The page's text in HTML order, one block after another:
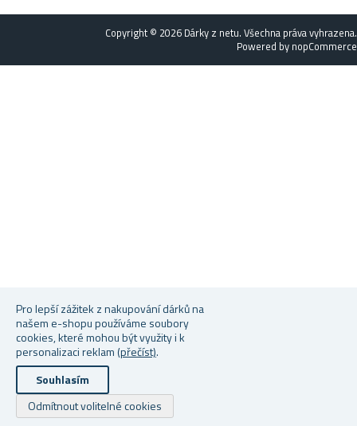
Pro lepší zážitek z nakupování dárků na
našem e-shopu používáme soubory
cookies, které mohou být využity i k
personalizaci reklam (přečíst).
Souhlasím
Odmítnout volitelné cookies
Copyright © 2026 Dárky z netu. Všechna práva vyhrazena.
Powered by nopCommerce